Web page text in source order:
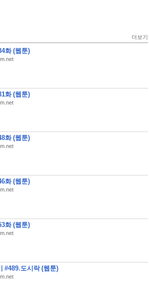
더보기
화 (웹툰)
화 (웹툰)
화 (웹툰)
화 (웹툰)
화 (웹툰)
#489.도시락 (웹툰)